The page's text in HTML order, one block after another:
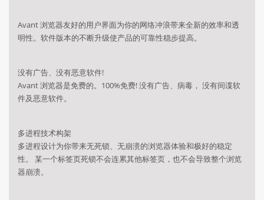
Avant 浏览器友好的用户界面为你的网络冲浪带来全新的效率和透
明性。软件版本的不断升级使产品的可靠性稳步提高。
没有广告、没有恶意软件!
Avant 浏览器是免费的。100%免费! 没有广告、病毒， 没有间谍软
件及恶意软件。
多进程技术构架
多进程设计为你带来无死锁、无崩溃的浏览器体验和极好的稳定
性。 某一个标签页死锁不会连累其他标签页，也不会导致整个浏览
器崩溃。